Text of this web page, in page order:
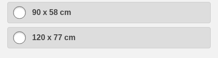
90 x 58 cm
120 x 77 cm